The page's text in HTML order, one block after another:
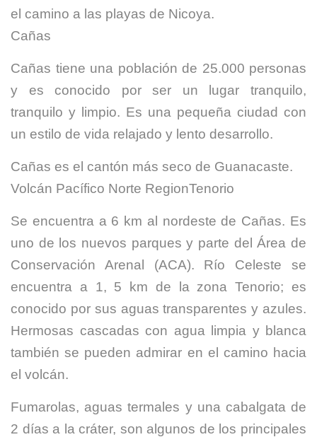
el camino a las playas de Nicoya.
Cañas
Cañas tiene una población de 25.000 personas
y es conocido por ser un lugar tranquilo,
tranquilo y limpio. Es una pequeña ciudad con
un estilo de vida relajado y lento desarrollo.
Cañas es el cantón más seco de Guanacaste.
Volcán Pacífico Norte RegionTenorio
Se encuentra a 6 km al nordeste de Cañas. Es
uno de los nuevos parques y parte del Área de
Conservación Arenal (ACA). Río Celeste se
encuentra a 1, 5 km de la zona Tenorio; es
conocido por sus aguas transparentes y azules.
Hermosas cascadas con agua limpia y blanca
también se pueden admirar en el camino hacia
el volcán.
Fumarolas, aguas termales y una cabalgata de
2 días a la cráter, son algunos de los principales